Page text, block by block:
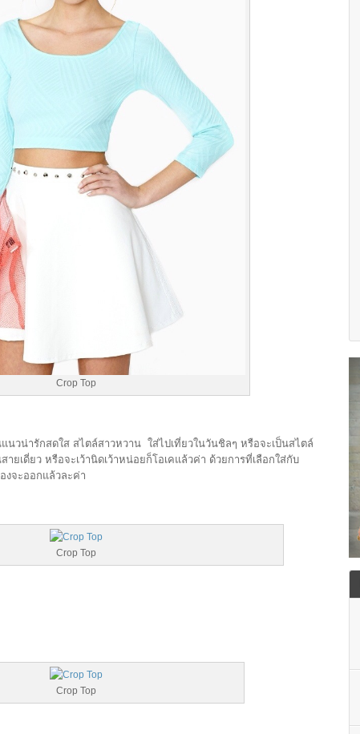
Crop Top
แนวน่ารักสดใส สไตล์สาวหวาน ใส่ไปเที่ยวในวันชิลๆ หรือจะเป็นสไตล์
ายเดี่ยว หรือจะเว้านิดเว้าหน่อยก็โอเคแล้วค่า ด้วยการที่เลือกใส่กับ
งจะออกแล้วละค่า
Crop Top
Crop Top